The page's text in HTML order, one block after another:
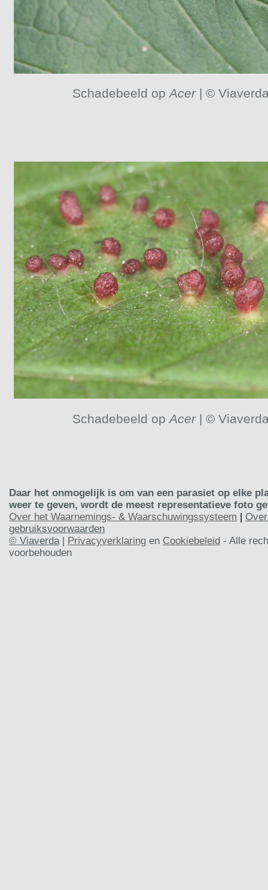
Schadebeeld opAcer| ©
Schadebeeld op Acer| ©
Daar het onmogelijk is om van een parasiet op elke
weer te geven, wordt de meest representatieve foto
Over het Waarnemings- & Waarschuwingssysteem |
gebruiksvoorwaarden
© Viaverda| Privacyverklaring en Cookiebeleid - Alle
voorbehouden